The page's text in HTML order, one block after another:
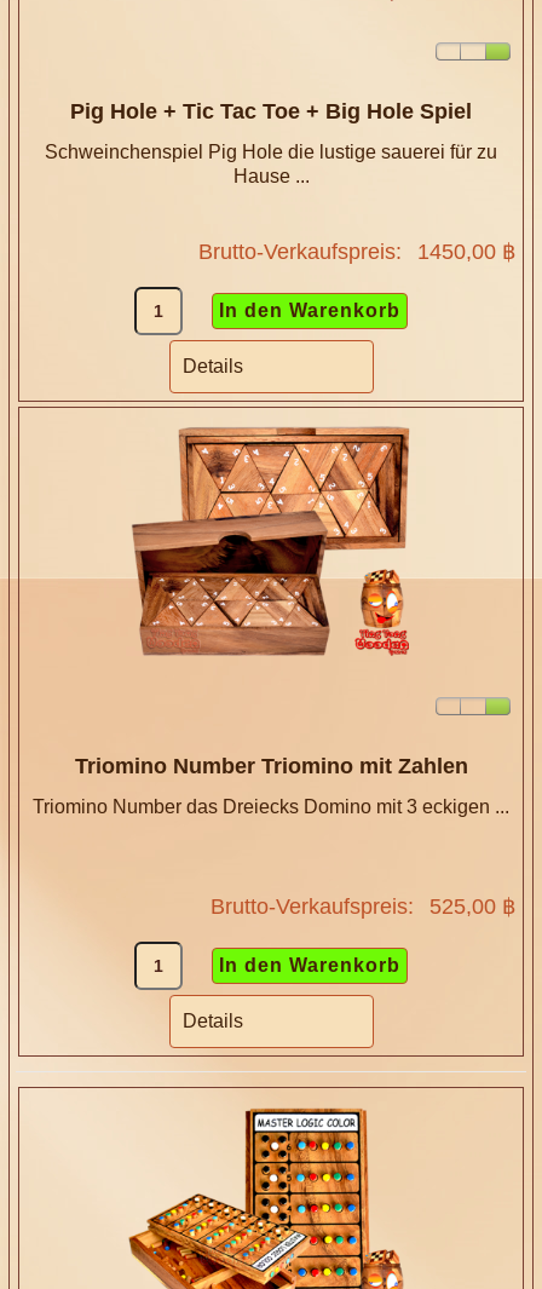
Pig Hole + Tic Tac Toe + Big Hole Spiel
Schweinchenspiel Pig Hole die lustige sauerei für zu
Hause ...
Brutto-Verkaufspreis: 1450,00 ฿
Details
Triomino Number Triomino mit Zahlen
Triomino Number das Dreiecks Domino mit 3 eckigen ...
Brutto-Verkaufspreis: 525,00 ฿
Details